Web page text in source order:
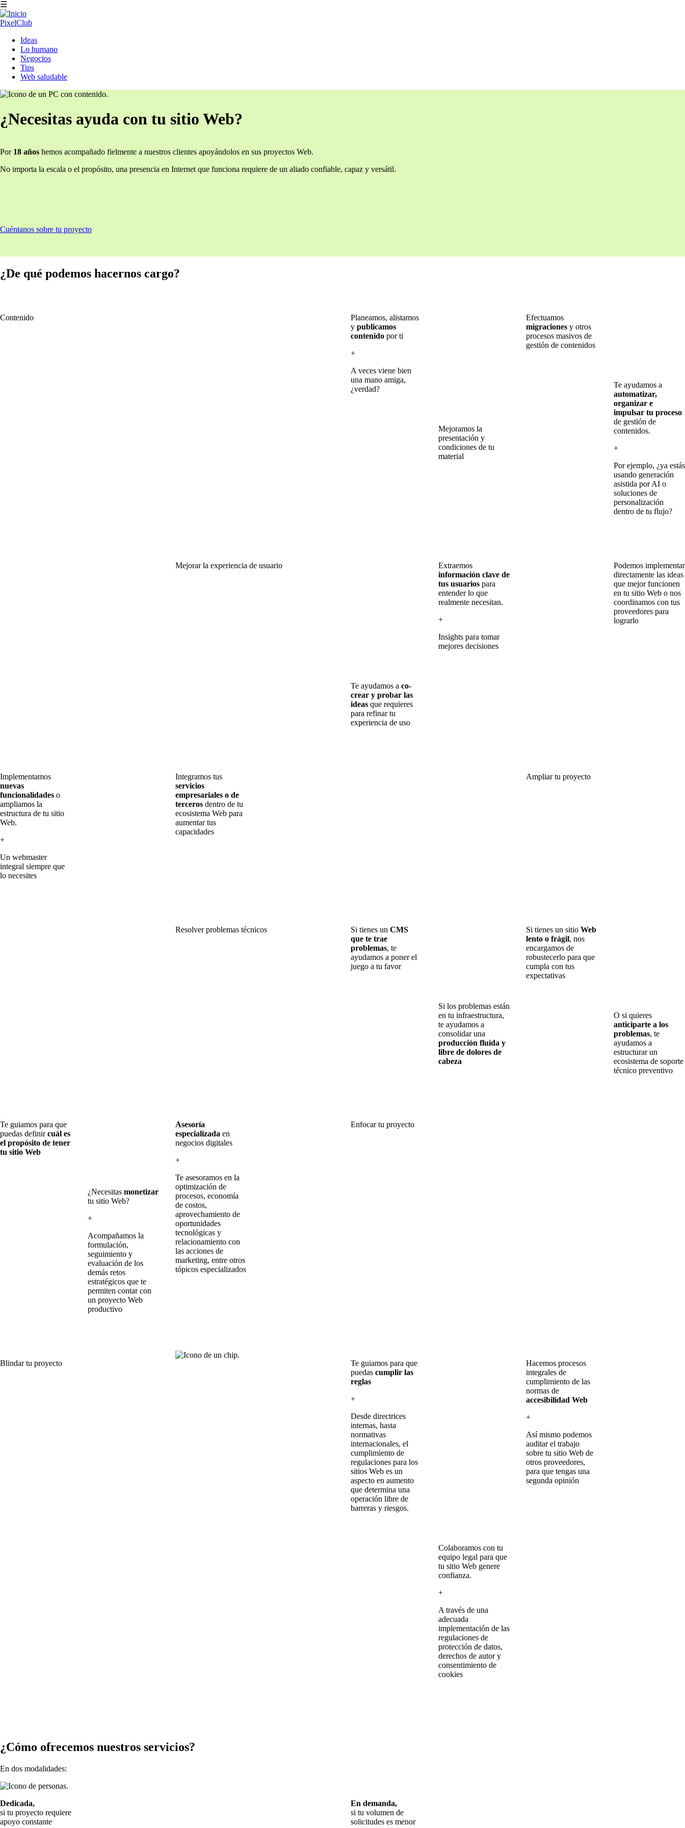
Pasar
al
contenido
☰
PixelClub
Navegación
principal
Ideas
Lo humano
Negocios
Tips
Web saludable
¿Necesitas ayuda con tu sitio Web?
Por 18 años hemos acompañado fielmente a nuestros clientes apoyándolos en sus proyectos Web.
No importa la escala o el propósito, una presencia en Internet que funciona requiere de un aliado confiable, capaz y versátil.
Cuéntanos sobre tu proyecto
¿De qué podemos hacernos cargo?
Contenido
Planeamos, alistamos
y publicamos
contenido por ti
+
A veces viene bien
una mano amiga,
¿verdad?
Mejoramos la
presentación y
condiciones de tu
material
Efectuamos
migraciones y otros
procesos masivos de
gestión de contenidos
Te ayudamos a
automatizar,
organizar e
impulsar tu proceso
de gestión de
contenidos.
+
Por ejemplo, ¿ya estás
usando generación
asistida por AI o
soluciones de
personalización
dentro de tu flujo?
Mejorar la experiencia de usuario
Extraemos
información clave de
tus usuarios para
entender lo que
realmente necesitan.
+
Insights para tomar
mejores decisiones
Te ayudamos a co-
crear y probar las
ideas que requieres
para refinar tu
experiencia de uso
Podemos implementar
directamente las ideas
que mejor funcionen
en tu sitio Web o nos
coordinamos con tus
proveedores para
lograrlo
Implementamos
nuevas
funcionalidades o
ampliamos la
estructura de tu sitio
Web.
+
Un webmaster
integral siempre que
lo necesites
Integramos tus
servicios
empresariales o de
terceros dentro de tu
ecosistema Web para
aumentar tus
capacidades
Ampliar tu proyecto
Resolver problemas técnicos Si tienes un CMS
que te trae
problemas, te
ayudamos a poner el
juego a tu favor
Si los problemas están
en tu infraestructura,
te ayudamos a
consolidar una
producción fluida y
libre de dolores de
cabeza
Si tienes un sitio Web
lento o frágil, nos
encargamos de
robustecerlo para que
cumpla con tus
expectativas
O si quieres
anticiparte a los
problemas, te
ayudamos a
estructurar un
ecosistema de soporte
técnico preventivo
Te guiamos para que
puedas definircuál es
el propósito de tener
tu sitio Web
¿Necesitas monetizar
tu sitio Web?
+
Acompañamos la
formulación,
seguimiento y
evaluación de los
demás retos
estratégicos que te
permiten contar con
un proyecto Web
productivo
Asesoría
especializada en
negocios digitales
+
Te asesoramos en la
optimización de
procesos, economía
de costos,
aprovechamiento de
oportunidades
tecnológicas y
relacionamiento con
las acciones de
marketing, entre otros
tópicos especializados
Enfocar tu proyecto
Blindar tu proyecto
Te guiamos para que
puedas cumplir las
reglas
+
Desde directrices
internas, hasta
normativas
internacionales, el
cumplimiento de
regulaciones para los
sitios Web es un
aspecto en aumento
que determina una
operación libre de
barreras y riesgos.
Colaboramos con tu
equipo legal para que
tu sitio Web genere
confianza.
+
A través de una
adecuada
implementación de las
regulaciones de
protección de datos,
derechos de autor y
consentimiento de
cookies
Hacemos procesos
integrales de
cumplimiento de las
normas de
accesibilidad Web
+
Así mismo podemos
auditar el trabajo
sobre tu sitio Web de
otros proveedores,
para que tengas una
segunda opinión
¿Cómo ofrecemos nuestros servicios?
En dos modalidades:
Dedicada,
si tu proyecto requiere
apoyo constante
En demanda,
si tu volumen de
solicitudes es menor